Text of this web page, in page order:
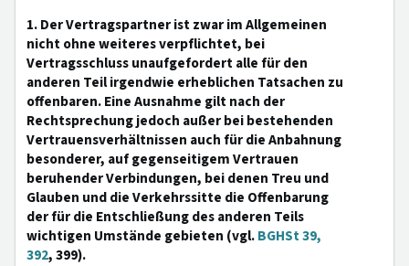
1. Der Vertragspartner ist zwar im Allgemeinen
nicht ohne weiteres verpflichtet, bei
Vertragsschluss unaufgefordert alle für den
anderen Teil irgendwie erheblichen Tatsachen zu
offenbaren. Eine Ausnahme gilt nach der
Rechtsprechung jedoch außer bei bestehenden
Vertrauensverhältnissen auch für die Anbahnung
besonderer, auf gegenseitigem Vertrauen
beruhender Verbindungen, bei denen Treu und
Glauben und die Verkehrssitte die Offenbarung
der für die Entschließung des anderen Teils
wichtigen Umstände gebieten (vgl.BGHSt 39,
392, 399).